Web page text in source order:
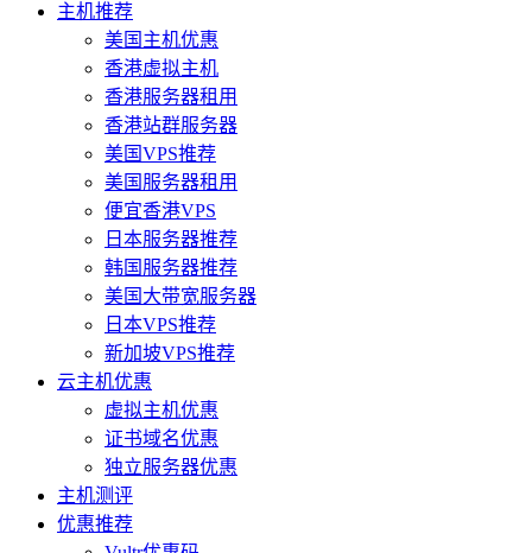
主机推荐
美国主机优惠
香港虚拟主机
香港服务器租用
香港站群服务器
美国VPS推荐
美国服务器租用
便宜香港VPS
日本服务器推荐
韩国服务器推荐
美国大带宽服务器
日本VPS推荐
新加坡VPS推荐
云主机优惠
虚拟主机优惠
证书域名优惠
独立服务器优惠
主机测评
优惠推荐